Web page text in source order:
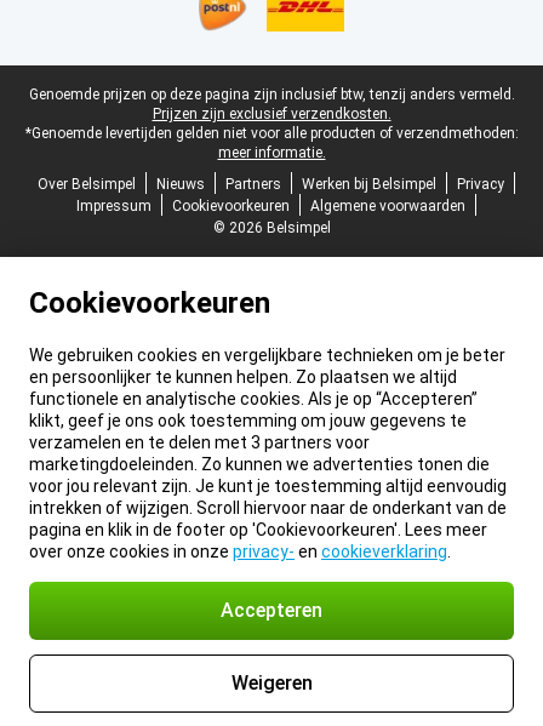
Juridische voettekst
Genoemde prijzen op deze pagina zijn inclusief btw, tenzij anders vermeld.
Prijzen zijn exclusief verzendkosten.
*Genoemde levertijden gelden niet voor alle producten of verzendmethoden:
meer informatie.
Over Belsimpel
Nieuws Partners Werken bij Belsimpel
Privacy
Impressum
Cookievoorkeuren
Algemene voorwaarden
© 2026 Belsimpel
Cookievoorkeuren
We gebruiken cookies en vergelijkbare technieken om je beter
en persoonlijker te kunnen helpen. Zo plaatsen we altijd
functionele en analytische cookies. Als je op “Accepteren”
klikt, geef je ons ook toestemming om jouw gegevens te
verzamelen en te delen met 3 partners voor
marketingdoeleinden. Zo kunnen we advertenties tonen die
voor jou relevant zijn. Je kunt je toestemming altijd eenvoudig
intrekken of wijzigen. Scroll hiervoor naar de onderkant van de
pagina en klik in de footer op 'Cookievoorkeuren'. Lees meer
over onze cookies in onze privacy- en cookieverklaring
Accepteren
Weigeren